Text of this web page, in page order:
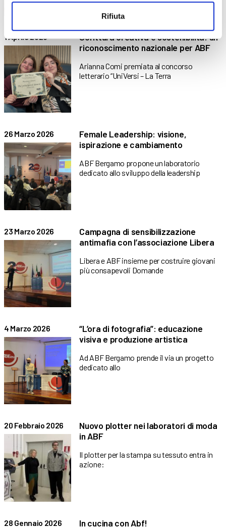
Rifiuta
1 Aprile 2026
Scrittura creativa e sostenibilità: un
riconoscimento nazionale per ABF
Arianna Comi premiata al concorso
letterario “UniVersi – La Terra
26 Marzo 2026
Female Leadership: visione,
ispirazione e cambiamento
ABF Bergamo propone un laboratorio
dedicato allo sviluppo della leadership
23 Marzo 2026
Campagna di sensibilizzazione
antimafia con l’associazione Libera
Libera e ABF insieme per costruire giovani
più consapevoli Domande
4 Marzo 2026
“L’ora di fotografia”: educazione
visiva e produzione artistica
Ad ABF Bergamo prende il via un progetto
dedicato allo
20 Febbraio 2026
Nuovo plotter nei laboratori di moda
in ABF
Il plotter per la stampa su tessuto entra in
azione:
28 Gennaio 2026 In cucina con Abf!